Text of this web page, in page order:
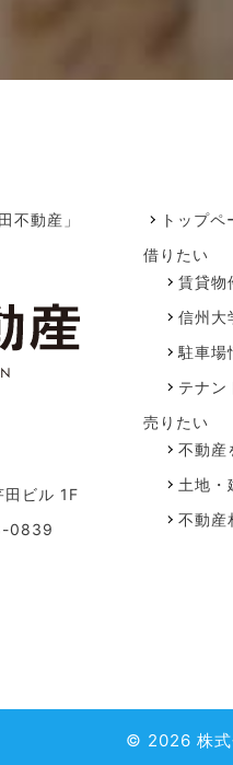
不動産」
ビル 1F
0839
トップペ
借りたい
賃貸物
信州大
駐車場
テナン
売りたい
不動産
土地・
不動産
© 2026 株